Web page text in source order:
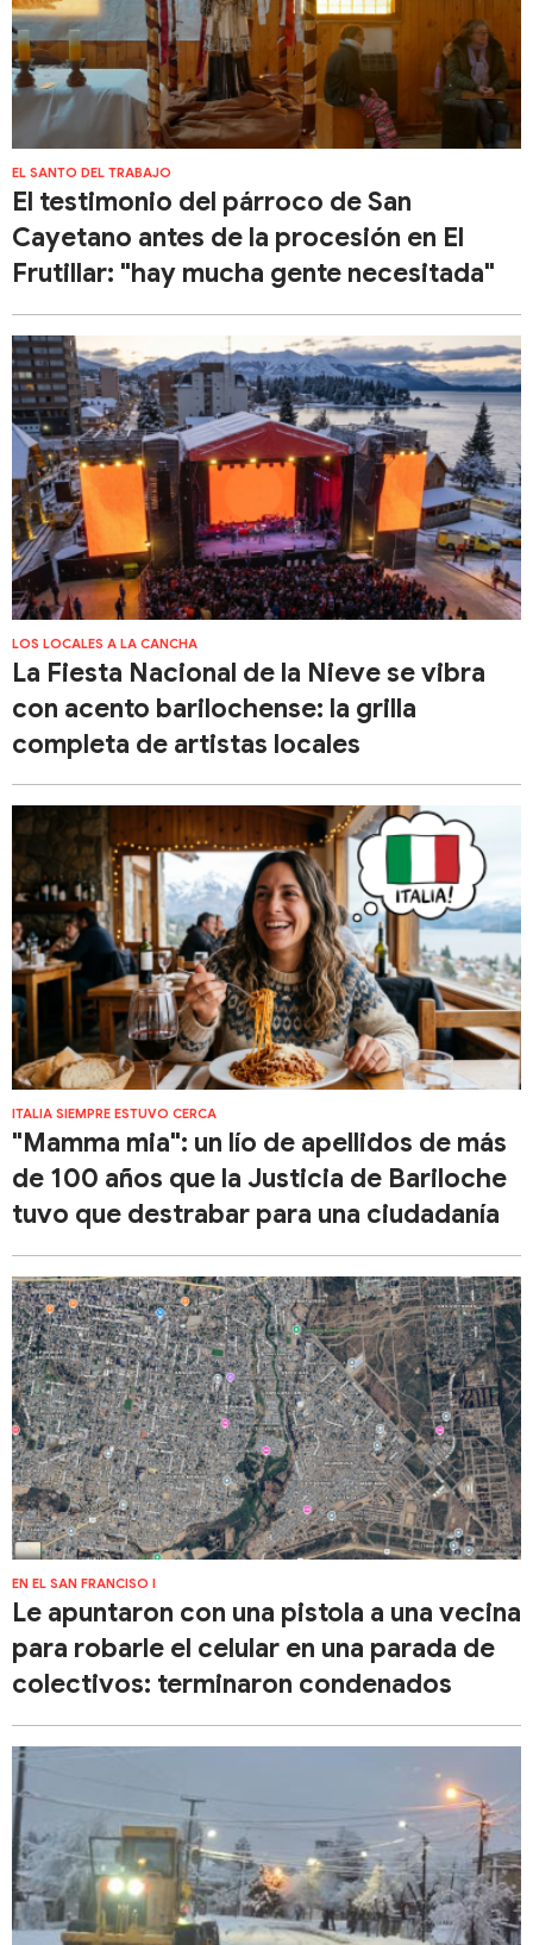
EL SANTO DEL TRABAJO
El testimonio del párroco de San
Cayetano antes de la procesión en El
Frutillar: "hay mucha gente necesitada"
LOS LOCALES A LA CANCHA
La Fiesta Nacional de la Nieve se vibra
con acento barilochense: la grilla
completa de artistas locales
ITALIA SIEMPRE ESTUVO CERCA
"Mamma mia": un lío de apellidos de más
de 100 años que la Justicia de Bariloche
tuvo que destrabar para una ciudadanía
EN EL SAN FRANCISO I
Le apuntaron con una pistola a una vecina
para robarle el celular en una parada de
colectivos: terminaron condenados